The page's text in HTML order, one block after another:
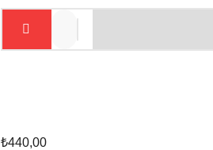
₺440,00